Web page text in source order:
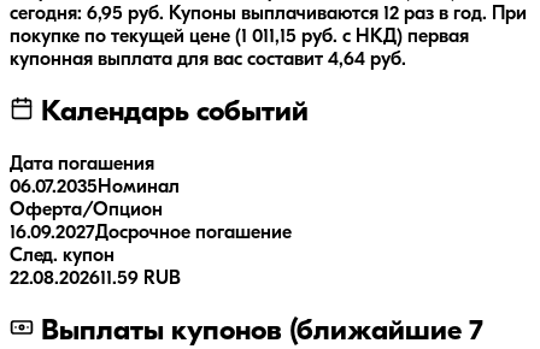
сегодня: 6,95 руб. Купоны выплачиваются 12 раз в год.
При
покупке по текущей цене (1 011,15 руб. с НКД) первая
купонная выплата для вас составит 4,64 руб.
Календарь событий
Дата погашения
06.07.2035 Номинал
Оферта/Опцион
16.09.2027Досрочное погашение
След. купон
22.08.202611.59 RUB
Выплаты купонов (ближайшие 7